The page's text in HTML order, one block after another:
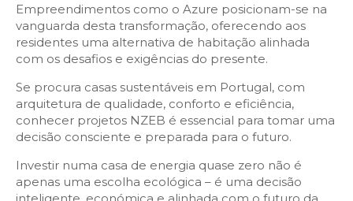
Empreendimentos como o Azure posicionam-se na
vanguarda desta transformação, oferecendo aos
residentes uma alternativa de habitação alinhada
com os desafios e exigências do presente.
Se procura casas sustentáveis em Portugal, com
arquitetura de qualidade, conforto e eficiência,
conhecer projetos NZEB é essencial para tomar uma
decisão consciente e preparada para o futuro.
Investir numa casa de energia quase zero não é
apenas uma escolha ecológica – é uma decisão
inteligente, económica e alinhada com o futuro da